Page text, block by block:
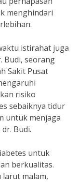
menghindari
istirahat juga
Budi, seorang
Sakit Pusat
risiko
sebaiknya tidur
untuk menjaga
Budi.
untuk
berkualitas.
malam,